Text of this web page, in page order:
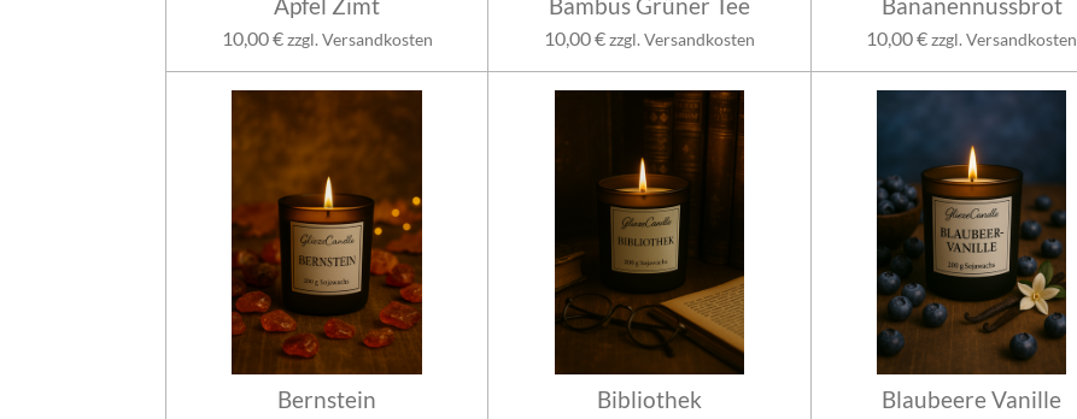
10,00 €zzgl. Versandkosten 10,00 €zzgl. Versandkosten 10,00 €zzgl. Versandkosten
Bernstein Bibliothek Blaubeere Vanille